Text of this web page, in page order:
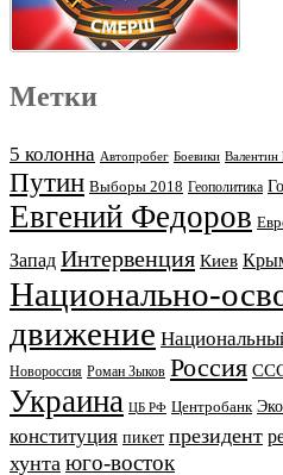
Метки
5 колонна Автопробег Боевики Валентин
Путин Выборы 2018 Геополитика
Евгений Федоров
Запад Интервенция Киев
Национально-
движение
Новороссия Роман Зыков Россия
Украина ЦБ РФ Центробанк
конституция пикет президент
хунта юго-восток